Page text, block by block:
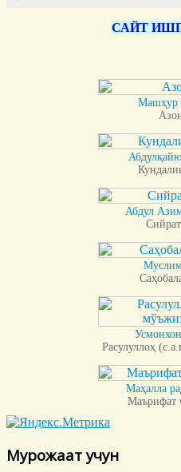
САЙТ
Машҳур
Абдул
Расулуллоҳ
Маҳалла
Маърифат
Мурожаат учун